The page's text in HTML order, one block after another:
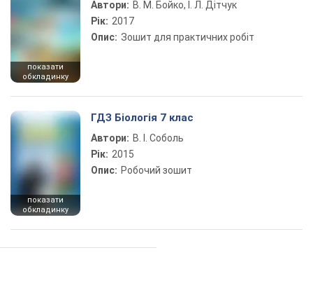
показати
обкладинку
Автори: В. М. Бойко, І. Л. Дітчук
Рік: 2017
Опис: Зошит для практичних робіт
показати
обкладинку
ГДЗ Біологія 7 клас
Автори: В. І. Соболь
Рік: 2015
Опис: Робочий зошит